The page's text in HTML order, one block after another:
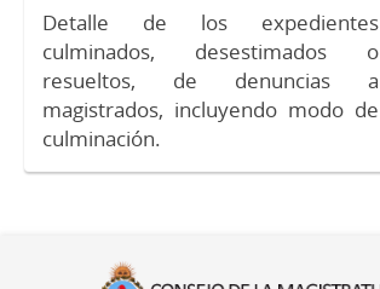
Detalle de los expedientes
culminados, desestimados o
resueltos, de denuncias a
magistrados, incluyendo modo de
culminación.